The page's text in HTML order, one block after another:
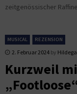
zeitgenössischer
MUSICAL REZENSION
2. Februar 2024 by
Kurzweil